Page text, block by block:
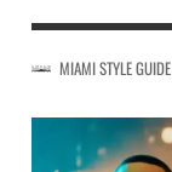
MIAMI STYLE GUIDE